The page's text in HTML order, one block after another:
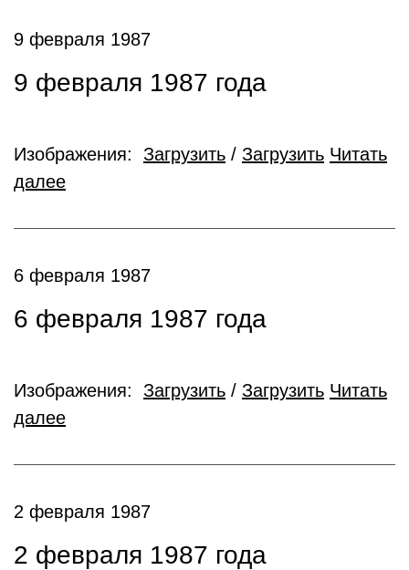
9 февраля 1987
9 февраля 1987 года
Изображения: Загрузить / Загрузить Читать
далее
6 февраля 1987
6 февраля 1987 года
Изображения: Загрузить / Загрузить Читать
далее
2 февраля 1987
2 февраля 1987 года